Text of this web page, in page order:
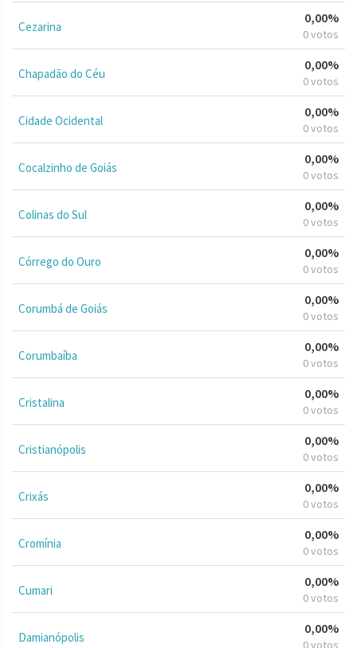
Cezarina
0,00%
0 votos
Chapadão do Céu
0,00%
0 votos
Cidade Ocidental
0,00%
0 votos
Cocalzinho de Goiás
0,00%
0 votos
Colinas do Sul
0,00%
0 votos
Córrego do Ouro
0,00%
0 votos
Corumbá de Goiás
0,00%
0 votos
Corumbaíba
0,00%
0 votos
Cristalina
0,00%
0 votos
Cristianópolis
0,00%
0 votos
Crixás
0,00%
0 votos
Cromínia
0,00%
0 votos
Cumari
0,00%
0 votos
Damianópolis
0,00%
0 votos